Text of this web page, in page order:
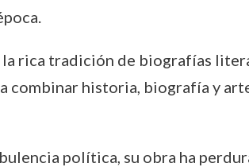
rica tradición de biografías
combinar historia, biografía y
política, su obra ha